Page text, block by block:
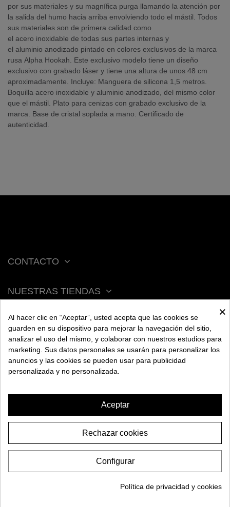
CACHIMBA ALPHA HOOKAH
AÑADIR A LA CESTA
por sus materiales y su magnífica purga llamando la atención por
la salida del humo hacia arriba envolviendo todo el mástil. Todos
sus materiales son de primera calidad como
el acero inoxidable de todas sus partes internas y
el aluminio anodizado pintado en colores exclusivos de la marca
rusa Alpha Hookah. Este exclusivo modelo tiene un diseño
exclusivo con grabado láser y tiene una altura de unos 48 cm
aproximadamente. Incluye: Manguera de silicona 1,5 metros.
Boquilla acero inoxidable y aluminio anodizado, del mismo color
que el mástil. Plato para cenizas con grabado exclusivo de la
marca. Base de cristal soplada a mano. Certificado de
autenticidad.
CONTACTO
NUESTRAS TIENDAS
ACERCA DE BENGALA
AYUDA
×
Al hacer clic en “Aceptar”, usted acepta que las cookies se
guarden en su dispositivo para mejorar la navegación del sitio,
analizar el uso del mismo, y colaborar con nuestros estudios para
marketing. Sus datos personales se usarán para personalizar los
anuncios y las cookies se pueden usar para publicidad
personalizada y no personalizada.
Aceptar
Rechazar cookies
Configurar
Política de privacidad y cookies